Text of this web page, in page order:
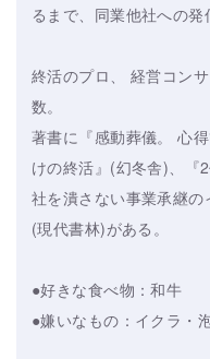
るまで、同業他社への発
終活のプロ、 経営コン
数。
著書に『感動葬儀。 心
けの終活』(幻冬舎)、『
社を潰さない事業承継
(現代書林)がある。
●好きな食べ物：和牛
●嫌いなもの：イクラ・